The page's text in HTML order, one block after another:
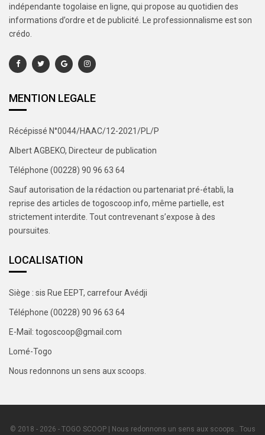
indépendante togolaise en ligne, qui propose au quotidien des
informations d’ordre et de publicité. Le professionnalisme est son
crédo.
MENTION LEGALE
Récépissé N°0044/HAAC/12-2021/PL/P
Albert AGBEKO, Directeur de publication
Téléphone (00228) 90 96 63 64
Sauf autorisation de la rédaction ou partenariat pré-établi, la
reprise des articles de togoscoop.info, même partielle, est
strictement interdite. Tout contrevenant s’expose à des
poursuites.
LOCALISATION
Siège : sis Rue EEPT, carrefour Avédji
Téléphone (00228) 90 96 63 64
E-Mail: togoscoop@gmail.com
Lomé-Togo
Nous redonnons un sens aux scoops.
© 2018 - 2026 - TOGO SCOOP | Nous redonnons un sens aux scoops.. Tous